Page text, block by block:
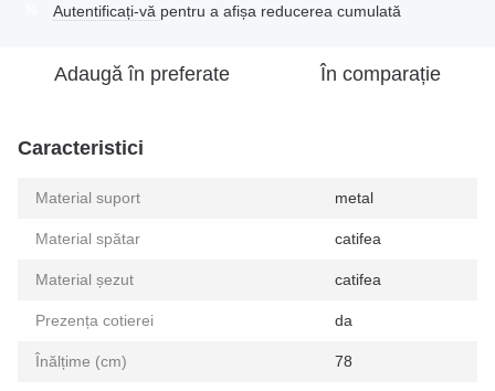
Autentificați-vă pentru a afișa reducerea cumulată
Adaugă în preferate În comparație
Caracteristici
Material suport metal
Material spătar catifea
Material șezut catifea
Prezența cotierei da
Înălțime (cm) 78